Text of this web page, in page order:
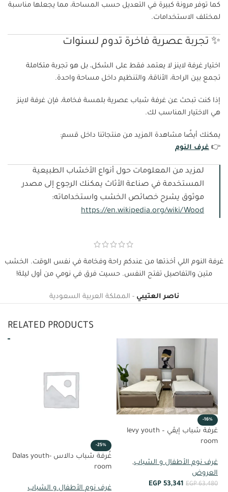
كما توفر مرونة كبيرة في التعديل حسب المساحة، مما يجعلها مناسبة
لمختلف الاستخدامات.
✨ تجربة عصرية فاخرة تدوم لسنوات
اختيار غرفة لاينز لا يعتمد فقط على الشكل، بل هو تجربة متكاملة
تجمع بين الراحة، الأناقة، والتنظيم داخل مساحة واحدة.
إذا كنت تبحث عن غرفة شباب عصرية بلمسة فخامة، فإن غرفة لاينز
هي الاختيار المناسب لك.
يمكنك أيضًا مشاهدة المزيد من منتجاتنا داخل قسم:
👉 غرف النوم
لمزيد من المعلومات حول أنواع الأخشاب الطبيعية
المستخدمة في صناعة الأثاث يمكنك الرجوع إلى مصدر
موثوق يشرح خصائص الخشب واستخداماته:
https://en.wikipedia.org/wiki/Wood
غرفة النوم اللي أخذتها من عندكم راحة وفخامة في نفس الوقت. الخشب
متين والتفاصيل تفتح النفس. حسيت فرق في نومي من أول ليلة!
ناصر العتيبي المملكة العربية السعودية
RELATED PRODUCTS
-16%
غرفة شباب إيڤي – levy youth
room
غرف نوم الأطفال و الشباب,
العروض
EGP63,480
EGP 53,341
-25%
غُرفة شباب دالاس -Dalas youth
room
غرف نوم الأطفال و الشباب